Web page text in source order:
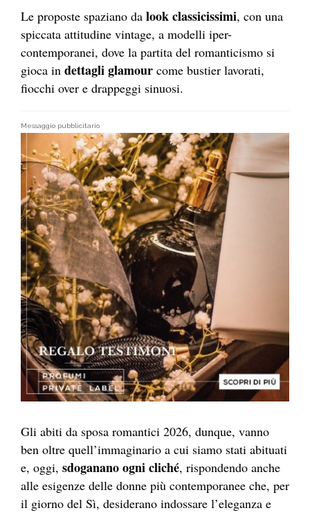
Le proposte spaziano da look classicissimi, con una
spiccata attitudine vintage, a modelli iper-
contemporanei, dove la partita del romanticismo si
gioca in dettagli glamour come bustier lavorati,
fiocchi over e drappeggi sinuosi.
Messaggio pubblicitario
Gli abiti da sposa romantici 2026, dunque, vanno
ben oltre quell’immaginario a cui siamo stati abituati
e, oggi, sdoganano ogni cliché, rispondendo anche
alle esigenze delle donne più contemporanee che, per
il giorno del Sì, desiderano indossare l’eleganza e